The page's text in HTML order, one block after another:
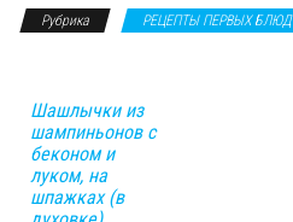
Рубрика РЕЦЕПТЫ ПЕРВЫХ БЛЮД
Шашлычки из
шампиньонов с
беконом и
луком, на
шпажках (в